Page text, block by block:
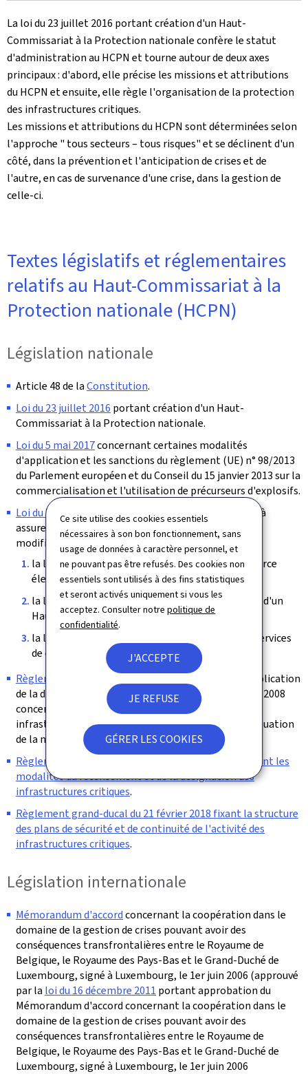
Ce site utilise des cookies essentiels
nécessaires à son bon fonctionnement, sans
usage de données à caractère personnel, et
ne pouvant pas être refusés. Des cookies non
essentiels sont utilisés à des fins statistiques
et seront activés uniquement si vous les
acceptez. Consulter notrepolitique de
confidentialité.
J'ACCEPTE
JE REFUSE
GÉRER LES COOKIES
La loi du 23 juillet 2016 portant création d'un Haut-
Commissariat à la Protection nationale confère le statut
d'administration au HCPN et tourne autour de deux axes
principaux : d'abord, elle précise les missions et attributions
du HCPN et ensuite, elle règle l'organisation de la protection
des infrastructures critiques.
Les missions et attributions du HCPN sont déterminées selon
l'approche " tous secteurs – tous risques" et se déclinent d'un
côté, dans la prévention et l'anticipation de crises et de
l'autre, en cas de survenance d'une crise, dans la gestion de
celle-ci.
Textes législatifs et réglementaires
relatifs au Haut-Commissariat à la
Protection nationale (HCPN)
Législation nationale
Article 48 de laConstitution.
Loi du 23 juillet 2016 portant création d'un Haut-
Commissariat à la Protection nationale.
Loi du 5 mai 2017concernant certaines modalités
d'application et les sanctions du règlement (UE) n° 98/2013
du Parlement européen et du Conseil du 15 janvier 2013 sur la
commercialisation et l'utilisation de précurseurs d'explosifs.
Loi du 5 mai 2026 concernant des mesures destinées à
assurer un niveau élevé de cybersécurité et portant
modification de:
la loi modifiée du 14 août 2000 relative au commerce
électronique;
la loi modifiée du 23 juillet 2016 portant création d'un
Haut-Commissariat à la Protection nationale;
la loi du 17 décembre 2021 sur les réseaux et les services
de communications électroniques.
Règlement grand-ducal du 12 mars 2012
portant application
de la directive 2008/114/CE du Conseil du 8 décembre 2008
concernant le recensement et la désignation des
infrastructures critiques européennes ainsi que l'évaluation
de la nécessité d'améliorer leur protection.
Règlement grand-ducal du 21 février 2018 déterminant les
modalités du recensement et de la désignation des
infrastructures critiques.
Règlement grand-ducal du 21 février 2018 fixant la structure
des plans de sécurité et de continuité de l'activité des
infrastructures critiques.
Législation internationale
Mémorandum d'accordconcernant la coopération dans le
domaine de la gestion de crises pouvant avoir des
conséquences transfrontalières entre le Royaume de
Belgique, le Royaume des Pays-Bas et le Grand-Duché de
Luxembourg, signé à Luxembourg, le 1er juin 2006 (approuvé
par la loi du 16 décembre 2011 portant approbation du
Mémorandum d'accord concernant la coopération dans le
domaine de la gestion de crises pouvant avoir des
conséquences transfrontalières entre le Royaume de
Belgique, le Royaume des Pays-Bas et le Grand-Duché de
Luxembourg, signé à Luxembourg, le 1er juin 2006